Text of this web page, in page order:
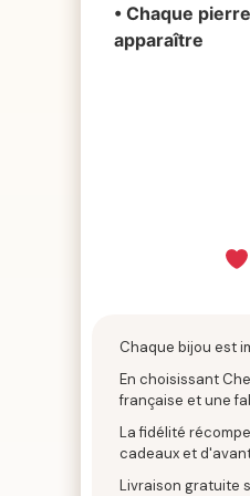
• Chaque
apparaître
Chaque bijou est
En choisissant
française et une
La fidélité
cadeaux et
Livraison gratuite